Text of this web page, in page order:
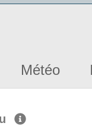
Météo